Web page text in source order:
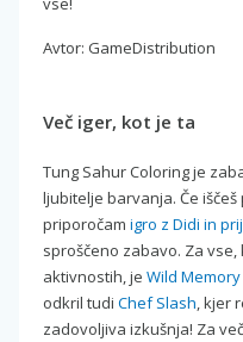
Avtor: GameDistribution
Več iger, kot je ta
Tung Sahur Coloring je
ljubitelje barvanja. Če
priporočam igro z Didi in
sproščeno zabavo. Za
aktivnostih, je Wild
odkril tudi Chef Slash, kjer
zadovoljiva izkušnja! Za